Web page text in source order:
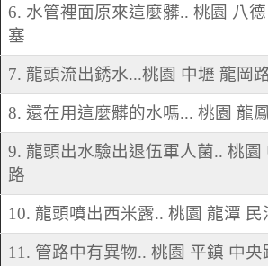
6. 水管裡面原來這麼髒.. 桃園 八
塞
7. 龍頭流出銹水...桃園 中壢 龍岡
8. 還在用這麼髒的水嗎... 桃園 龍
9. 龍頭出水驗出退伍軍人菌.. 桃園
路
10. 龍頭噴出西米露.. 桃園 龍潭
11. 管路中有異物.. 桃園 平鎮 中央